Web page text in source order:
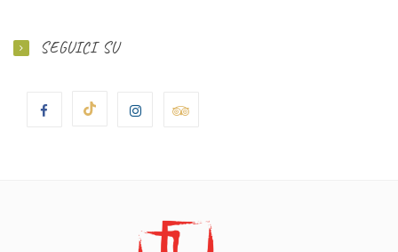
SEGUICI SU